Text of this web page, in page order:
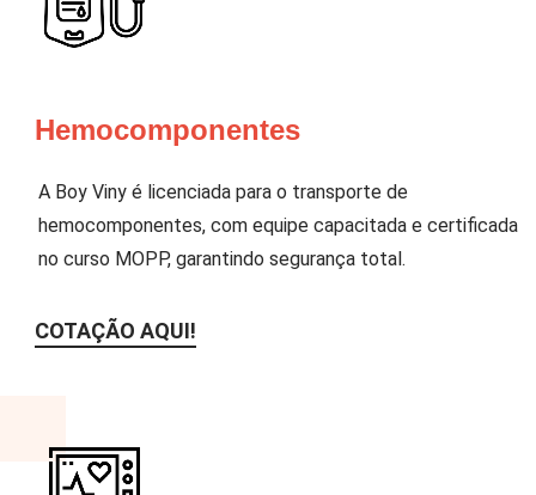
Hemocomponentes
A Boy Viny é licenciada para o transporte de
hemocomponentes, com equipe capacitada e certificada
no curso MOPP, garantindo segurança total.
COTAÇÃO AQUI!